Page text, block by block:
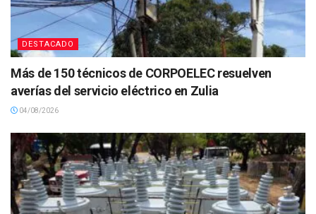
DESTACADO
Más de 150 técnicos de CORPOELEC resuelven
averías del servicio eléctrico en Zulia
04/08/2026